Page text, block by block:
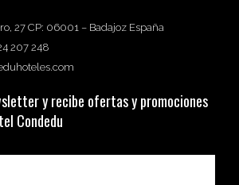
27 CP: 06001 – Badajoz España
207 248
y recibe ofertas y promociones
Condedu